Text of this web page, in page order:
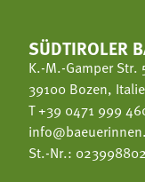
SÜDTIROLER
K.-M.-Gamper Str.
39100 Bozen,
T+39 0471 999
St.-Nr.: